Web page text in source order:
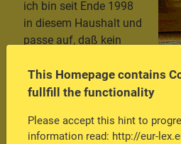
ich bin seit Ende 1998
in diesem Haushalt und
passe auf, daß kein
This Homepage contains
fullfill the functionality
Please accept this hint to
information read: http://eur-